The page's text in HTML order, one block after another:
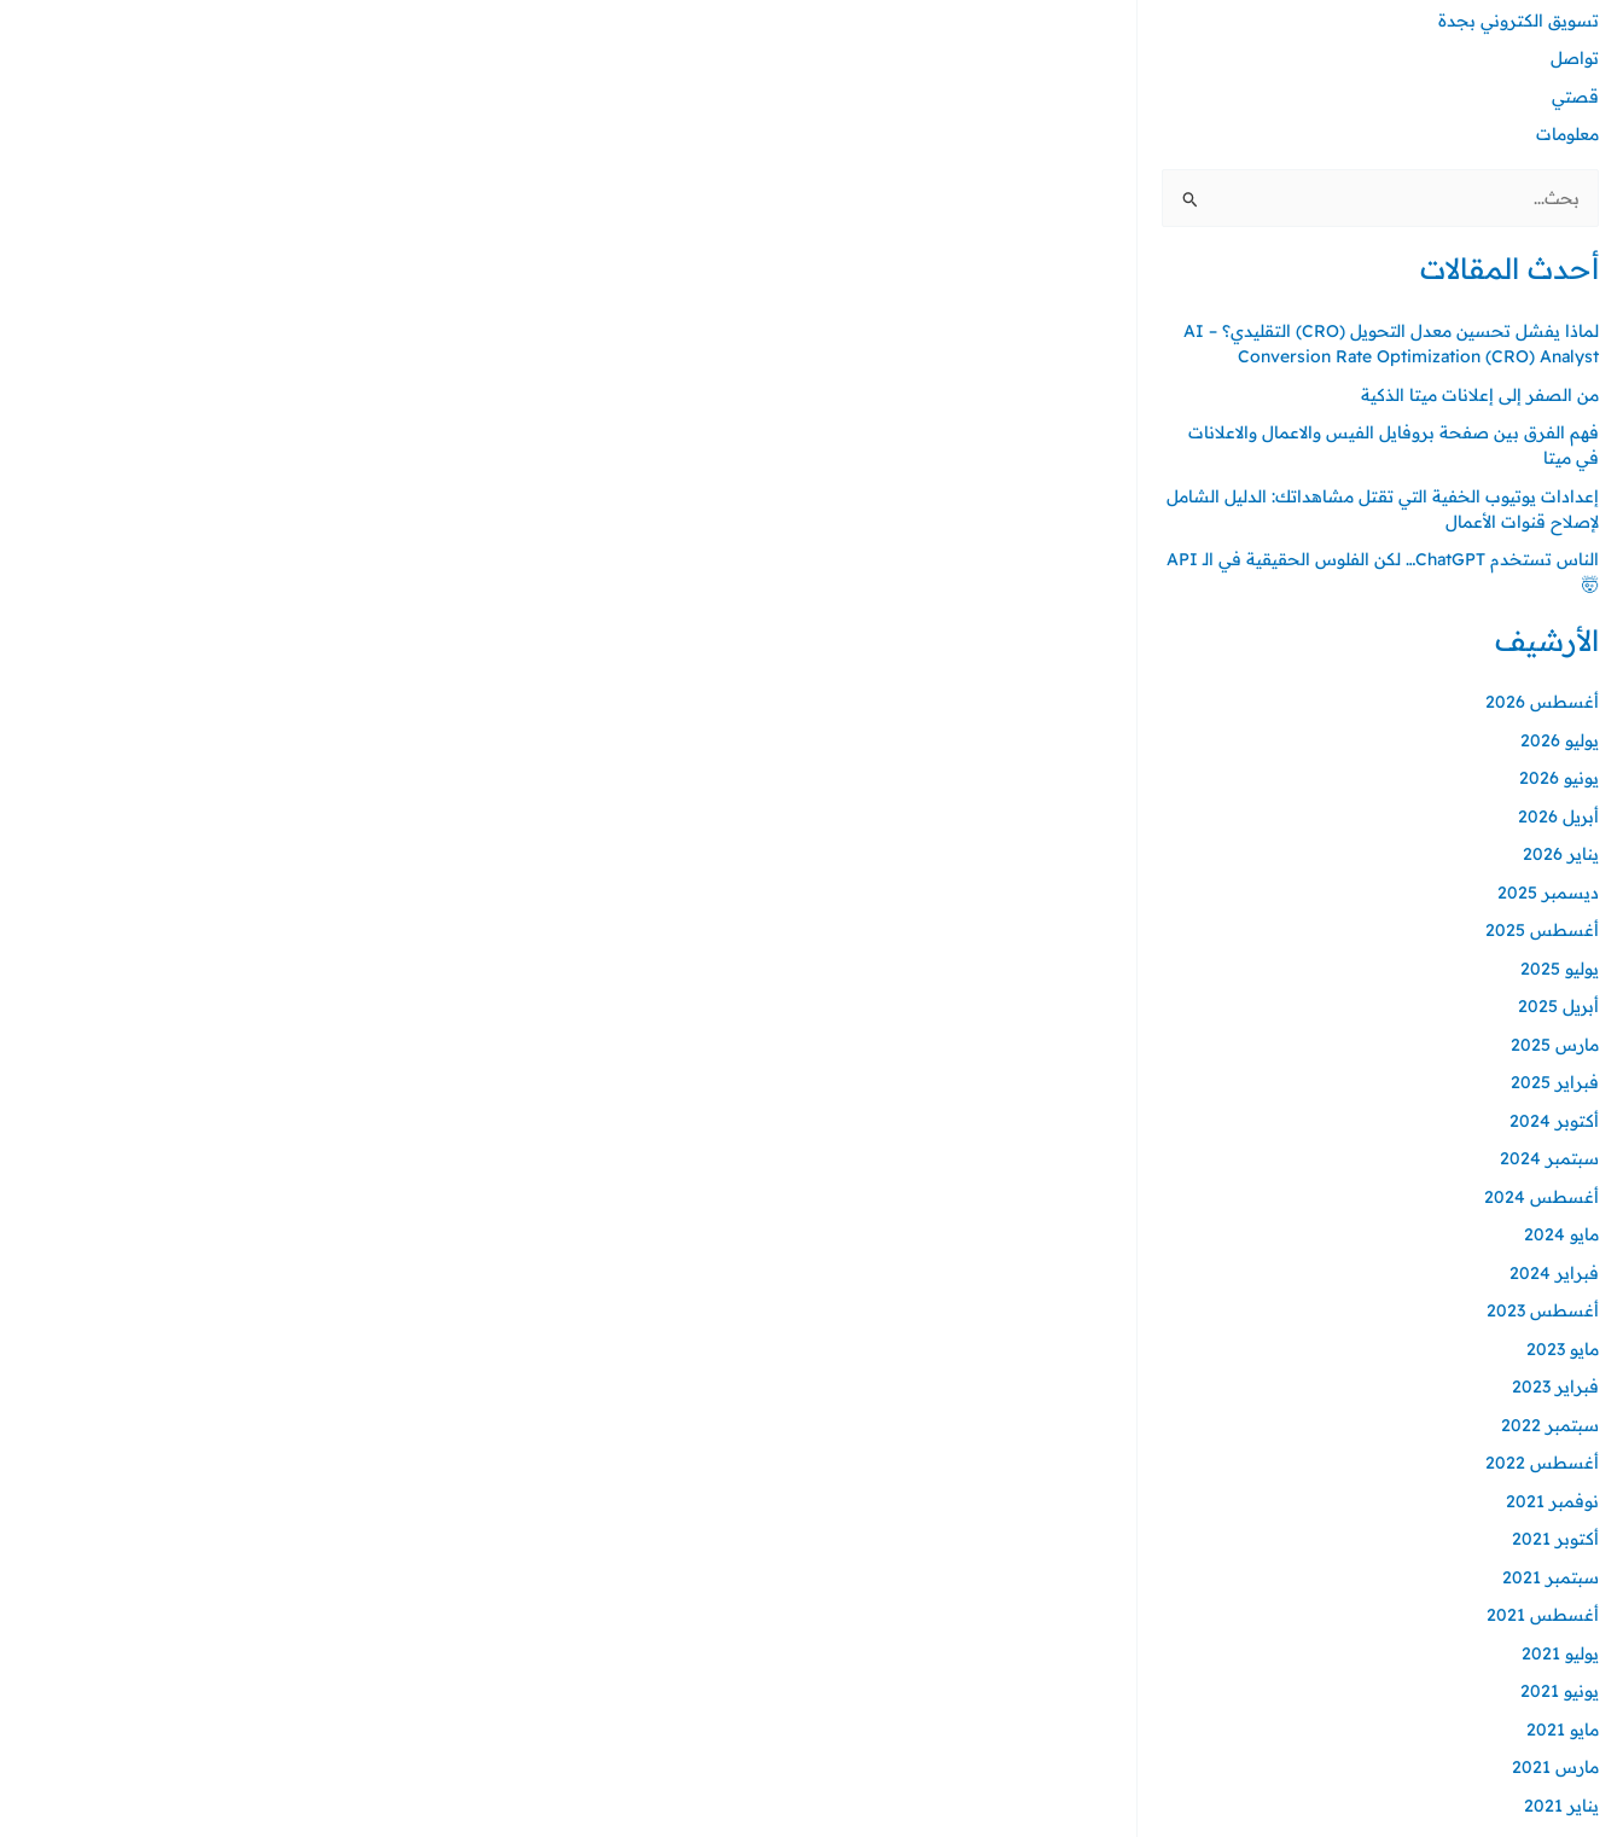
تسويق الكتروني بجدة
تواصل
قصتي
معلومات
البحث
أحدث المقالات
لماذا يفشل تحسين معدل التحويل (CRO) التقليدي؟ – AI
Conversion Rate Optimization (CRO) Analyst
من الصفر إلى إعلانات ميتا الذكية
فهم الفرق بين صفحة بروفايل الفيس والاعمال والاعلانات
في ميتا
إعدادات يوتيوب الخفية التي تقتل مشاهداتك: الدليل الشامل
لإصلاح قنوات الأعمال
الناس تستخدم ChatGPT… لكن الفلوس الحقيقية في الـ API
🤯
الأرشيف
أغسطس 2026
يوليو 2026
يونيو 2026
أبريل 2026
يناير 2026
ديسمبر 2025
أغسطس 2025
يوليو 2025
أبريل 2025
مارس 2025
فبراير 2025
أكتوبر 2024
سبتمبر 2024
أغسطس 2024
مايو 2024
فبراير 2024
أغسطس 2023
مايو 2023
فبراير 2023
سبتمبر 2022
أغسطس 2022
نوفمبر 2021
أكتوبر 2021
سبتمبر 2021
أغسطس 2021
يوليو 2021
يونيو 2021
مايو 2021
مارس 2021
يناير 2021